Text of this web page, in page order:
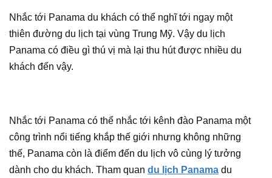
Nhắc tới Panama du khách có thể nghĩ tới ngay một
thiên đường du lịch tại vùng Trung Mỹ. Vậy du lịch
Panama có điều gì thú vị mà lại thu hút được nhiều du
khách đến vậy.
Nhắc tới Panama có thể nhắc tới kênh đào Panama một
công trình nổi tiếng khắp thế giới nhưng không những
thế, Panama còn là điểm đến du lịch vô cùng lý tưởng
dành cho du khách. Tham quan du lịch Panama du